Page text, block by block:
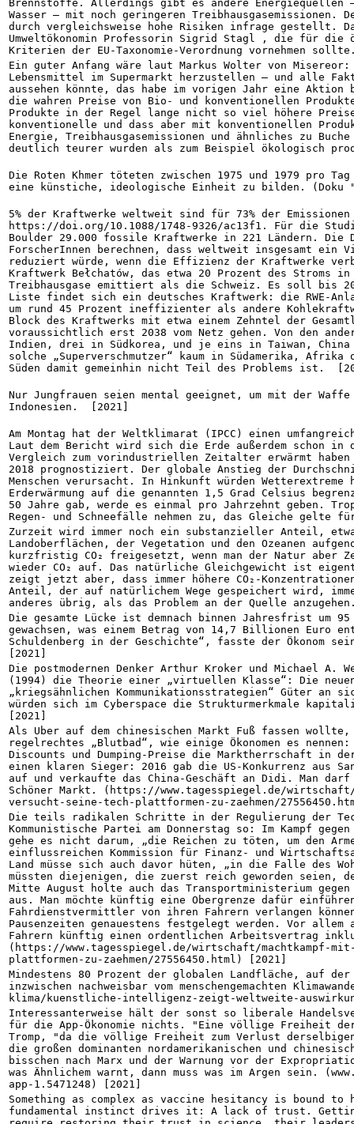
Brennstoffe. Allerdings gibt es andere Energiequellen
Wasser – mit noch geringeren Treibhausgasemissionen.
durch vergleichsweise hohe Risiken infrage gestellt.
Umweltökonomin Professorin Sigrid Stagl , die für die
Kriterien der EU-Taxonomie-Verordnung vornehmen
Ein guter Anfang wäre laut Markus Wolter von Misereor:
Lebensmittel im Supermarkt herzustellen – und alle
aussehen könnte, das habe im vorigen Jahr eine
die wahren Preise von Bio- und konventionellen
Produkte in der Regel lange nicht so viel höhere
konventionelle und dass aber mit konventionellen
Energie, Treibhausgasemissionen und ähnliches zu
deutlich teurer wurden als zum Beispiel ökologisch
Die Roten Khmer töteten zwischen 1975 und 1979 pro
eine künstiche, ideologische Einheit zu bilden. (Doku
5% der Kraftwerke weltweit sind für 73% der
https://doi.org/10.1088/1748-9326/ac13f1. Für die
Boulder 29.000 fossile Kraftwerke in 221 Ländern. Die
ForscherInnen berechnen, dass weltweit insgesamt ein
reduziert würde, wenn die Effizienz der Kraftwerke
Kraftwerk Bełchatów, das etwa 20 Prozent des Stroms
Treibhausgase emittiert als die Schweiz. Es soll bis
Liste findet sich ein deutsches Kraftwerk: die RWE-
um rund 45 Prozent ineffizienter als andere
Block des Kraftwerks mit etwa einem Zehntel der
voraussichtlich erst 2038 vom Netz gehen. Von den
Indien, drei in Südkorea, und je eins in Taiwan, China
solche „Superverschmutzer“ kaum in Südamerika,
Süden damit gemeinhin nicht Teil des Problems ist.
Nur Jungfrauen seien mental geeignet, um mit der
Indonesien.  [2021]
Am Montag hat der Weltklimarat (IPCC) einen
Laut dem Bericht wird sich die Erde außerdem schon in
Vergleich zum vorindustriellen Zeitalter erwärmt
2018 prognostiziert. Der globale Anstieg der
Menschen verursacht. In Hinkunft würden
Erderwärmung auf die genannten 1,5 Grad Celsius
50 Jahre gab, werde es einmal pro Jahrzehnt geben.
Regen- und Schneefälle nehmen zu, das Gleiche gelte
Zurzeit wird immer noch ein substanzieller Anteil, etwa
Landoberflächen, der Vegetation und den Ozeanen
kurzfristig CO₂ freigesetzt, wenn man der Natur aber
wieder CO₂ auf. Das natürliche Gleichgewicht ist
zeigt jetzt aber, dass immer höhere CO₂-
Anteil, der auf natürlichem Wege gespeichert wird,
anderes übrig, als das Problem an der Quelle
Die gesamte Lücke ist demnach binnen Jahresfrist um
gewachsen, was einem Betrag von 14,7 Billionen Euro
Schuldenberg in der Geschichte“, fasste der Ökonom
[2021]
Die postmodernen Denker Arthur Kroker und Michael A.
(1994) die Theorie einer „virtuellen Klasse“: Die
„kriegsähnlichen Kommunikationsstrategien“ Güter an
würden sich im Cyberspace die Strukturmerkmale
[2021]
Als Uber auf dem chinesischen Markt Fuß fassen
regelrechtes „Blutbad“, wie einige Ökonomen es
Discounts und Dumping-Preise die Marktherrschaft in
einen klaren Sieger: 2016 gab die US-Konkurrenz aus
auf und verkaufte das China-Geschäft an Didi. Man
Schöner Markt. (https://www.tagesspiegel.de/
versucht-seine-tech-plattformen-zu-zaehmen/
Die teils radikalen Schritte in der Regulierung der
Kommunistische Partei am Donnerstag so: Im Kampf
gehe es nicht darum, „die Reichen zu töten, um den
einflussreichen Kommission für Finanz- und
Land müsse sich auch davor hüten, „in die Falle des
müssten diejenigen, die zuerst reich geworden seien,
Mitte August holte auch das Transportministerium
aus. Man möchte künftig eine Obergrenze dafür
Fahrdienstvermittler von ihren Fahrern verlangen
Pausenzeiten genauestens festgelegt werden. Vor allem
Fahrern künftig einen ordentlichen Arbeitsvertrag
(https://www.tagesspiegel.de/wirtschaft/machtkampf-
plattformen-zu-zaehmen/27556450.html) [2021]
Mindestens 80 Prozent der globalen Landfläche, auf
inzwischen nachweisbar vom menschengemachten
klima/kuenstliche-intelligenz-zeigt-weltweite-
Interessanterweise hält der sonst so liberale
für die App-Ökonomie nichts. "Eine völlige Freiheit
Tromp, "da die völlige Freiheit zum Verlust
die großen dominanten nordamerikanischen und
bisschen nach Marx und der Warnung vor der
was Ähnlichem warnt, dann muss was im Argen sein.
app-1.5471248) [2021]
Something as complex as vaccine hesitancy is bound to
fundamental instinct drives it: A lack of trust.